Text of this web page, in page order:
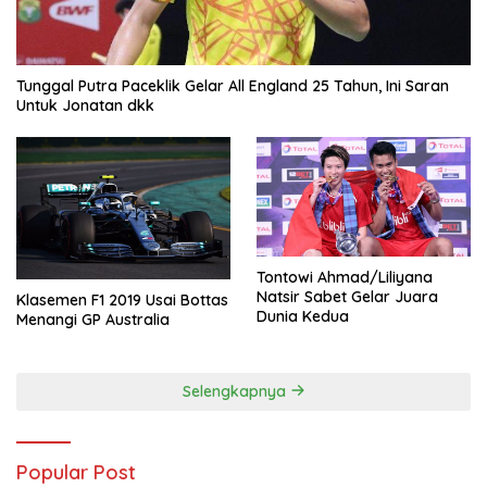
Tunggal Putra Paceklik Gelar All England 25 Tahun, Ini Saran
Untuk Jonatan dkk
Klasemen F1 2019 Usai Bottas
Menangi GP Australia
Tontowi Ahmad/Liliyana
Natsir Sabet Gelar Juara
Dunia Kedua
Selengkapnya
Popular Post